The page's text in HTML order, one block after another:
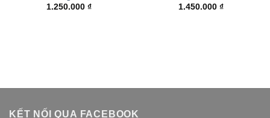
1.250.000 ₫
1.450.000 ₫
KẾT NỐI QUA FACEBOOK